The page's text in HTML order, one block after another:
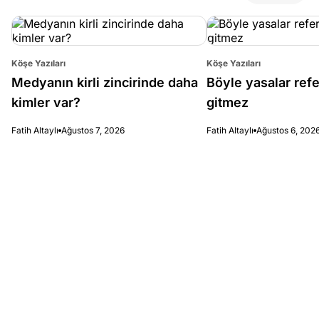
Köşe Yazıları
Medyanın kirli zincirinde daha
kimler var?
Fatih Altaylı Ağustos 7, 2026
Köşe Yazıları
Böyle yasalar
gitmez
Fatih Altaylı Ağustos 6,